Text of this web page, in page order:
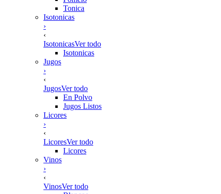
Tonica
Isotonicas
›
‹
IsotonicasVer todo
Isotonicas
Jugos
›
‹
JugosVer todo
En Polvo
Jugos Listos
Licores
›
‹
LicoresVer todo
Licores
Vinos
›
‹
VinosVer todo